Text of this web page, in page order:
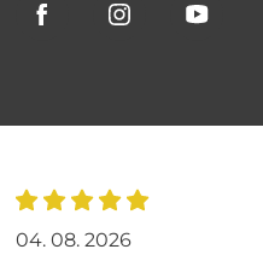
04. 08. 2026